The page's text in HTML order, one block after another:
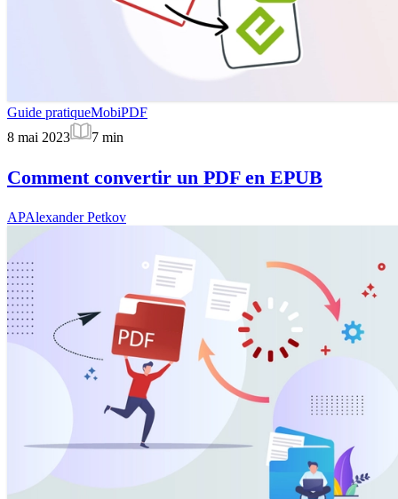
Guide pratiqueMobiPDF
8 mai 2023
7 min
Comment convertir un PDF en EPUB
APAlexander Petkov